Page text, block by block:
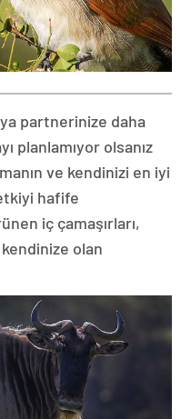
partnerinize daha
planlamıyor olsanız
ve kendinizi en iyi
hafife
iç çamaşırları,
olan